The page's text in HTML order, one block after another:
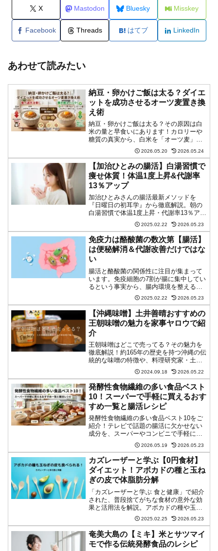
X Mastodon Bluesky Misskey
Facebook Threads はてブ LinkedIn
あわせて読みたい
納豆・卵かけご飯は太る？ダイエ
ットを成功させるオーツ麦置き換
え術
納豆・卵かけご飯は太る？その原因は白
米の量と早食いにあります！カロリーや
糖質の真実から、白米を「オーツ麦」に
置き換えてダイエットを成功させる最強
の食べ方まで徹底解説。我慢せずに美味
しく痩せるアレンジレシピも必見です。
2026.05.20 2026.05.24
【加治ひとみの腸活】白湯習慣で
痩せ体質！体温1度上昇&代謝率
13％アップ
加治ひとみさんの腸活最新メソッドを
『日曜日の初耳学』から徹底解説。朝の
白湯習慣で体温1度上昇・代謝率13％アッ
プ、発酵食品は夜摂取がベストなど、科
学的根拠に基づく効果的な腸活法を紹
介。中島健人さんも実践した30秒腸もみ
や、林修さん・田中律子さんの検査結果
から見えてきた、正しい腸活のポイント
が満載です。
2025.02.22 2026.05.23
免疫力は酪酸菌の数次第【腸活】
は便秘解消＆代謝改善だけではな
い
腸活と酪酸菌の関係性に注目が集まって
います。免疫細胞の7割が腸に集中してい
るという事実から、腸内環境を整えるこ
とが健康維持の鍵となることがわかって
きました。医師の解説による最新の研究
結果と、効果的な発酵食品の摂取タイミ
ング、胃腸ケアの方法まで詳しく解説。
あなたに合った正しい腸活の始め方がわ
かります。
2025.02.22 2026.05.23
【沖縄味噌】土井善晴おすすめの
王朝味噌の魅力を家事ヤロウで紹
介
王朝味噌はどこで売ってる？その魅力を
徹底解説！約165年の歴史を持つ沖縄の伝
統的な味噌の特徴や、料理研究家・土井
善晴氏も絶賛する理由、和食から洋食ま
で楽しめるレシピ、正しい保存方法まで
ご紹介。あなたの料理の幅が大きく広が
ること間違いなしです。
2024.09.18 2026.05.22
発酵性食物繊維の多い食品ベスト
10！スーパーで手軽に買えるおす
すめ一覧と腸活レシピ
発酵性食物繊維の多い食品ベスト10をご
紹介！テレビで話題の腸活に欠かせない
成分を、スーパーやコンビニで手軽に買
える食材から厳選しました。オーツ麦な
どの具体的な食材一覧や、ヨーグルトと
合わせた効果的な食べ方、気になる「お
なら」の疑問まで徹底解説します。
2026.05.19 2026.05.23
カズレーザーと学ぶ【0円食材】
ダイエット！アボカドの種と玉ね
ぎの皮で体脂肪分解
「カズレーザーと学ぶ 食と健康」で紹介
された、普段捨てがちな食材の意外な効
果と活用法を解説。アボカドの種や玉ね
ぎの皮など、ほとんど捨てている8つの最
強食材の驚くべき栄養価と健康効果を詳
しく紹介。食費節約にもつながる新しい
食材活用法を学べます。
2025.02.25 2026.05.23
奄美大島の【ミキ】米とサツマイ
モで作る伝統発酵食品のレシピ